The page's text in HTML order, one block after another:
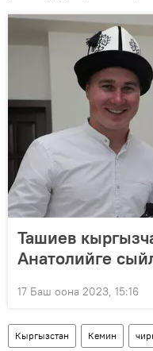
Ташиев
Анатолийге
17 Баш оона 2023, 15:16
Кыргызстан Кемин